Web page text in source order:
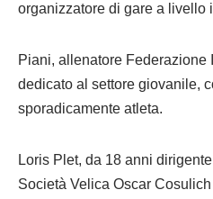
organizzatore di gare a livello
Piani, allenatore Federazione
dedicato al settore giovanile,
sporadicamente atleta.
Loris Plet, da 18 anni
Società Velica Oscar